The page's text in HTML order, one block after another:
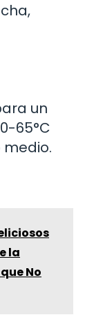
un
65°C
medio.
la
No